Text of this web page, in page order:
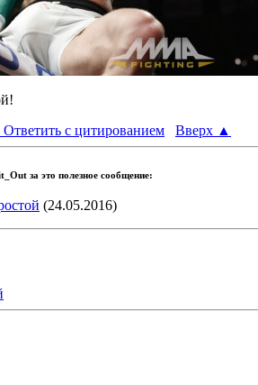
Ответить с цитированием
Вверх ▲
за это полезное сообщение:
(24.05.2016)